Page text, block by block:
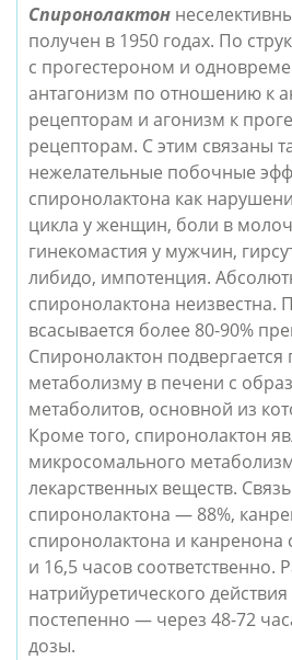
Спиронолактон
получен в 1950 годах. По
с прогестероном и
антагонизм по отношению к
рецепторам и агонизм к
рецепторам. С этим связаны
нежелательные побочные
спиронолактона как
цикла у женщин, боли в
гинекомастия у мужчин,
либидо, импотенция.
спиронолактона неизвестна.
всасывается более 80-90%
Спиронолактон
метаболизму в печени с
метаболитов, основной из
Кроме того, спиронолактон
микросомального
лекарственных веществ.
спиронолактона — 88%,
спиронолактона и канренона
и 16,5 часов соответственно.
натрийуретического
постепенно — через 48-72
дозы.